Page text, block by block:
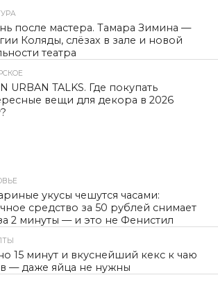
после мастера. Тамара Зимина —
Коляды, слёзах в зале и новой
театра
URBAN TALKS. Где покупать
вещи для декора в 2026
укусы чешутся часами:
средство за 50 рублей снимает
2 минуты — и это не Фенистил
15 минут и вкуснейший кекс к чаю
— даже яйца не нужны